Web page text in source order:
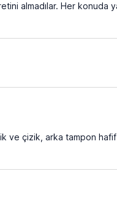
almadılar. Her konuda
ve çizik, arka tampon